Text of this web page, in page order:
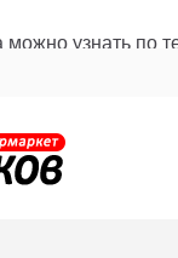
можно узнать по